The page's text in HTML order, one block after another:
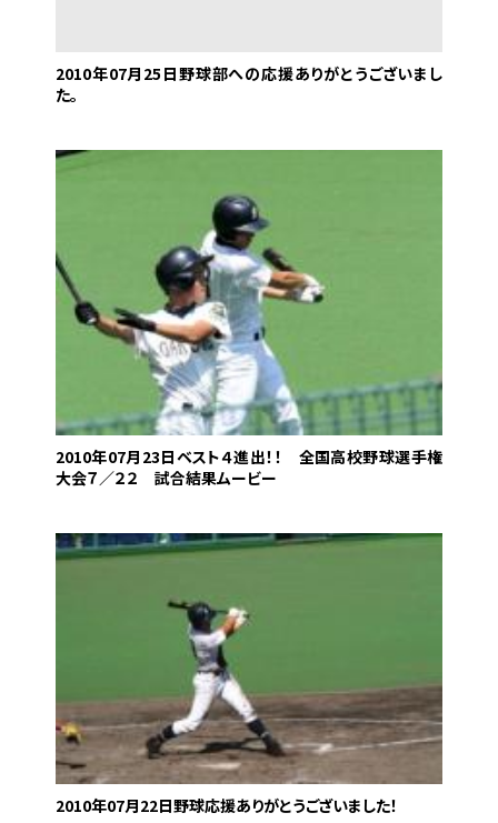
2010年07月25日野球部への応援ありがとうございまし
た。
2010年07月23日ベスト４進出！！ 全国高校野球選手権
大会７／２２ 試合結果ムービー
2010年07月22日野球応援ありがとうございました！